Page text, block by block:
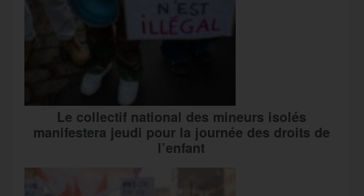
Le collectif national des mineurs isolés
manifestera jeudi pour la journée des droits de
l’enfant